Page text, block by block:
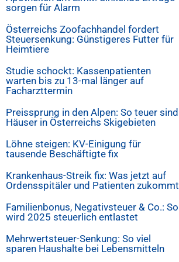
sorgen für Alarm
Österreichs Zoofachhandel fordert
Steuersenkung: Günstigeres Futter für
Heimtiere
Studie schockt: Kassenpatienten
warten bis zu 13-mal länger auf
Facharzttermin
Preissprung in den Alpen: So teuer sind
Häuser in Österreichs Skigebieten
Löhne steigen: KV-Einigung für
tausende Beschäftigte fix
Krankenhaus-Streik fix: Was jetzt auf
Ordensspitäler und Patienten zukommt
Familienbonus, Negativsteuer & Co.: So
wird 2025 steuerlich entlastet
Mehrwertsteuer-Senkung: So viel
sparen Haushalte bei Lebensmitteln